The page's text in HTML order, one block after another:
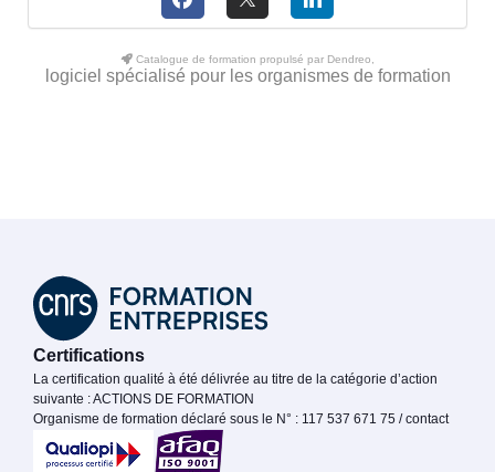
Catalogue de formation propulsé par Dendreo,
logiciel spécialisé pour les organismes de formation
Certifications
La certification qualité à été délivrée au titre de la catégorie d’action
suivante : ACTIONS DE FORMATION
Organisme de formation déclaré sous le N° : 117 537 671 75 / contact